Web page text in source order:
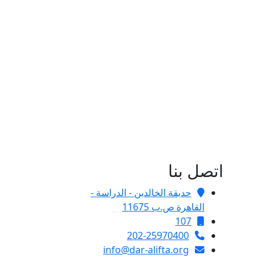
اتصل بنا
حديقة الخالدين - الدراسة -
القاهرة ص.ب 11675
107
202-25970400
info@dar-alifta.org